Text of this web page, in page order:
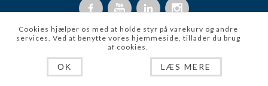
Copyright © 2026 Christonik ApS. Alle rettigheder forbeholdt.
Cookies hjælper os med at holde styr på varekurv og andre
services. Ved at benytte vores hjemmeside, tillader du brug
af cookies.
OK LÆS MERE